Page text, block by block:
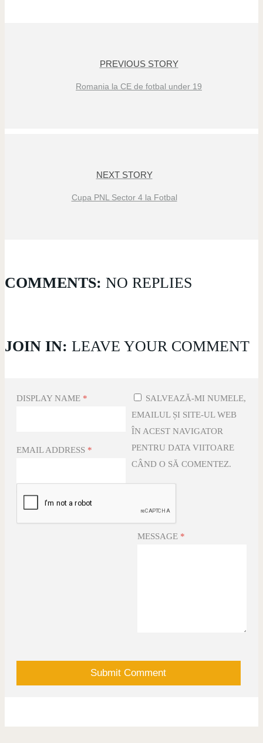
PREVIOUS STORY
Romania la CE de fotbal under 19
NEXT STORY
Cupa PNL Sector 4 la Fotbal
COMMENTS: NO REPLIES
JOIN IN: LEAVE YOUR COMMENT
DISPLAY NAME *
EMAIL ADDRESS *
SALVEAZĂ-MI NUMELE,
EMAILUL ȘI SITE-UL WEB
ÎN ACEST NAVIGATOR
PENTRU DATA VIITOARE
CÂND O SĂ COMENTEZ.
MESSAGE *